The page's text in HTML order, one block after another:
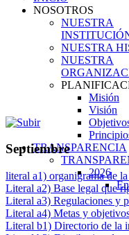
NOSOTROS
NUESTRA
NUESTRA
NUESTRA
Misión
Visión
TRANSPARENCIA
2026
Septiembre
literal a1) organigrama de
Literal a2) Base legal que
Literal a3) Regulaciones y
Literal a4) Metas y
Literal b1) Directorio de la